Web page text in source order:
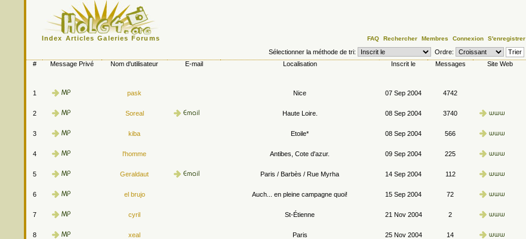
Index Articles Galeries Forums FAQ Rechercher Membres Connexion S'enregistrer
Sélectionner la méthode de tri:
Ordre:
#
Message Privé Nom d'utilisateur E-mail Localisation Inscrit le Messages Site Web
1 pask Nice 07 Sep 2004 4742
2 Soreal Haute Loire. 08 Sep 2004 3740
3 kiba Etoile* 08 Sep 2004 566
4 l'homme Antibes, Cote d'azur. 09 Sep 2004 225
5 Geraldaut Paris / Barbès / Rue Myrha 14 Sep 2004 112
6 el brujo Auch... en pleine campagne quoi! 15 Sep 2004 72
7 cyril St-Étienne 21 Nov 2004 2
8 xeal Paris 25 Nov 2004 14